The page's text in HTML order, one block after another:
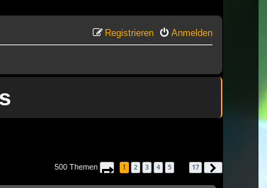
Anmelden
Registrieren
500 Themen Seite von 17
1 2 3 4 5 17